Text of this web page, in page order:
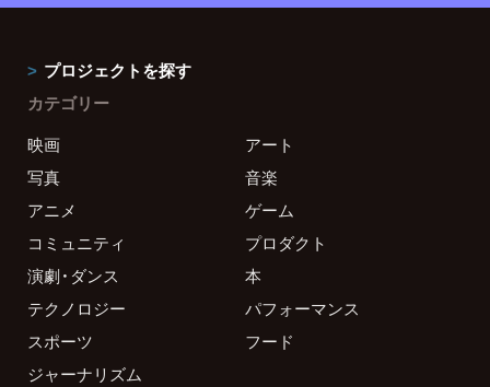
プロジェクトを探す
カテゴリー
映画
アート
写真
音楽
アニメ
ゲーム
コミュニティ
プロダクト
演劇・ダンス
本
テクノロジー
パフォーマンス
スポーツ
フード
ジャーナリズム